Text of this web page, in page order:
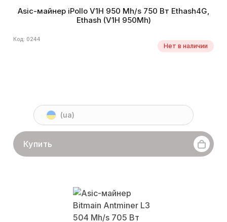
Asic-майнер iPollo V1H 950 Mh/s 750 Вт Ethash4G,
Ethash (V1H 950Mh)
Код: 0244
Нет в наличии
(ua)
Купить